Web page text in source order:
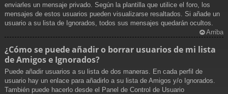
enviarles un mensaje privado. Según la plantilla que utilice el foro, los
mensajes de estos usuarios pueden visualizarse resaltados. Si añade un
usuario a su lista de Ignorados, todos sus mensajes quedarán ocultos.
Arriba
¿Cómo se puede añadir o borrar usuarios de mi lista
de Amigos e Ignorados?
Puede añadir usuarios a su lista de dos maneras. En cada perfil de
usuario hay un enlace para añadirlo a su lista de Amigos y/o Ignorados.
También puede hacerlo desde el Panel de Control de Usuario